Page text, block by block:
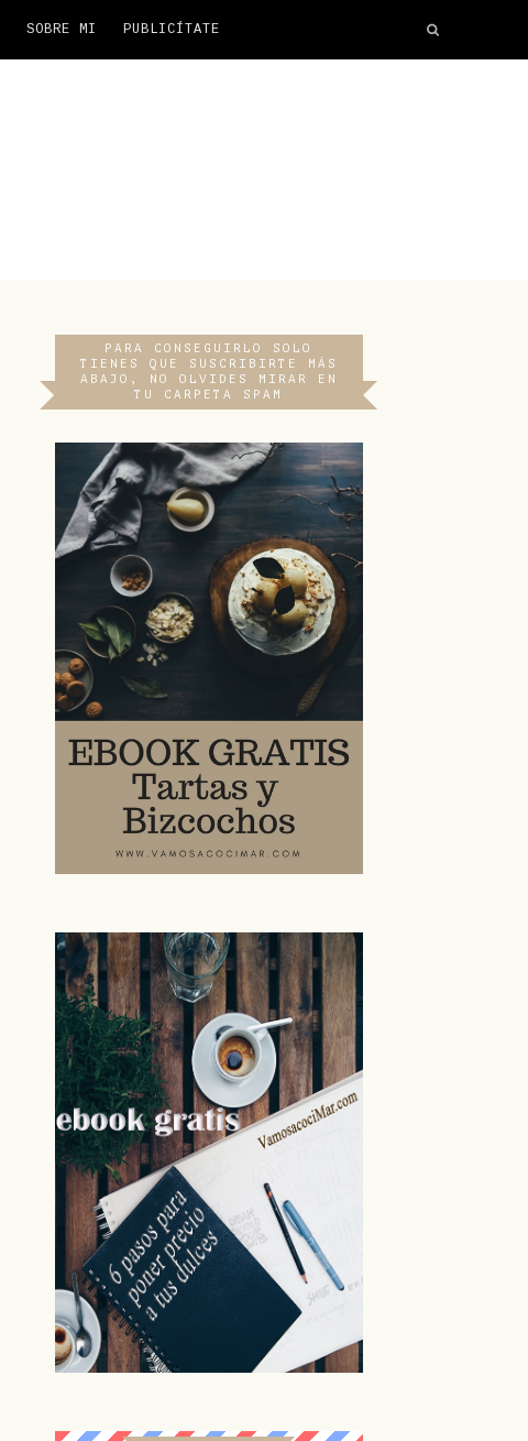
SOBRE MI PUBLICÍTATE
PARA CONSEGUIRLO SOLO
TIENES QUE SUSCRIBIRTE MÁS
ABAJO, NO OLVIDES MIRAR EN
TU CARPETA SPAM